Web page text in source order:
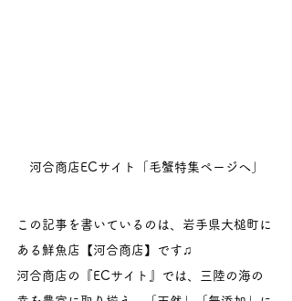
河合商店ECサイト「毛蟹特集ページへ」
この記事を書いているのは、岩手県大槌町に
ある鮮魚店【河合商店】です♫
河合商店の『ECサイト』では、三陸の海の